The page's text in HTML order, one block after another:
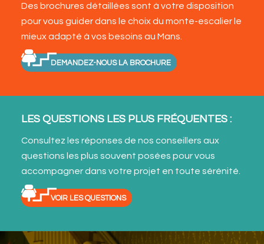
Des brochures détaillées sont à votre disposition
pour vous guider dans le choix du monte-escalier le
mieux adapté à vos besoins au Mans.
DEMANDEZ-NOUS LA BROCHURE
LES QUESTIONS LES PLUS FRÉQUENTES :
Consultez les réponses de nos conseillers aux
questions les plus souvent posées pour vous
accompagner dans votre projet en toute sérénité.
VOIR LES QUESTIONS